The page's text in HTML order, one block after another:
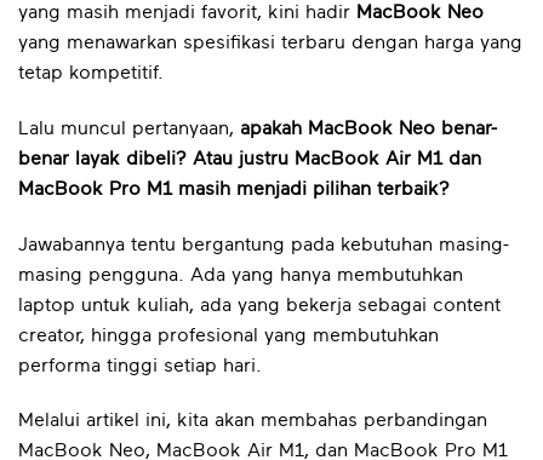
yang masih menjadi favorit, kini hadir MacBook Neo
yang menawarkan spesifikasi terbaru dengan harga yang
tetap kompetitif.
Lalu muncul pertanyaan, apakah MacBook Neo benar-
benar layak dibeli? Atau justru MacBook Air M1 dan
MacBook Pro M1 masih menjadi pilihan terbaik?
Jawabannya tentu bergantung pada kebutuhan masing-
masing pengguna. Ada yang hanya membutuhkan
laptop untuk kuliah, ada yang bekerja sebagai content
creator, hingga profesional yang membutuhkan
performa tinggi setiap hari.
Melalui artikel ini, kita akan membahas perbandingan
MacBook Neo, MacBook Air M1, dan MacBook Pro M1